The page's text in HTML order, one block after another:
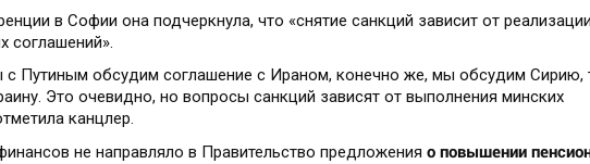
в Софии она подчеркнула, что «снятие санкций зависит от реализации
соглашений».
с Путиным обсудим соглашение с Ираном, конечно же, мы обсудим Сирию,
Это очевидно, но вопросы санкций зависят от выполнения минских
канцлер.
не направляло в Правительство предложения о повышении